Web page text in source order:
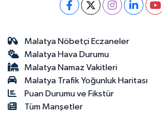
Malatya Nöbetçi Eczaneler
Malatya Hava Durumu
Malatya Namaz Vakitleri
Malatya Trafik Yoğunluk Haritası
Puan Durumu ve Fikstür
Tüm Manşetler